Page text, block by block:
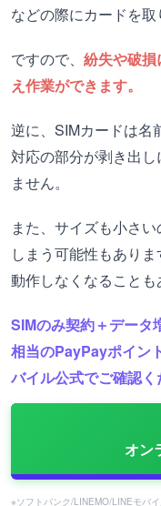
などの際にカードを取
ですので、 紛失や破
え作業ができます。
逆に、SIMカードは名
対応の部分が剥き出
ません。
また、サイズも小さ
しまう可能性もあり
動作しなくなることも
SIMのみ契約＋データ
相当のPayPayポイン
バイル公式でご確認く
オン
※ソフトバンク/LINEMO/LINEモバ